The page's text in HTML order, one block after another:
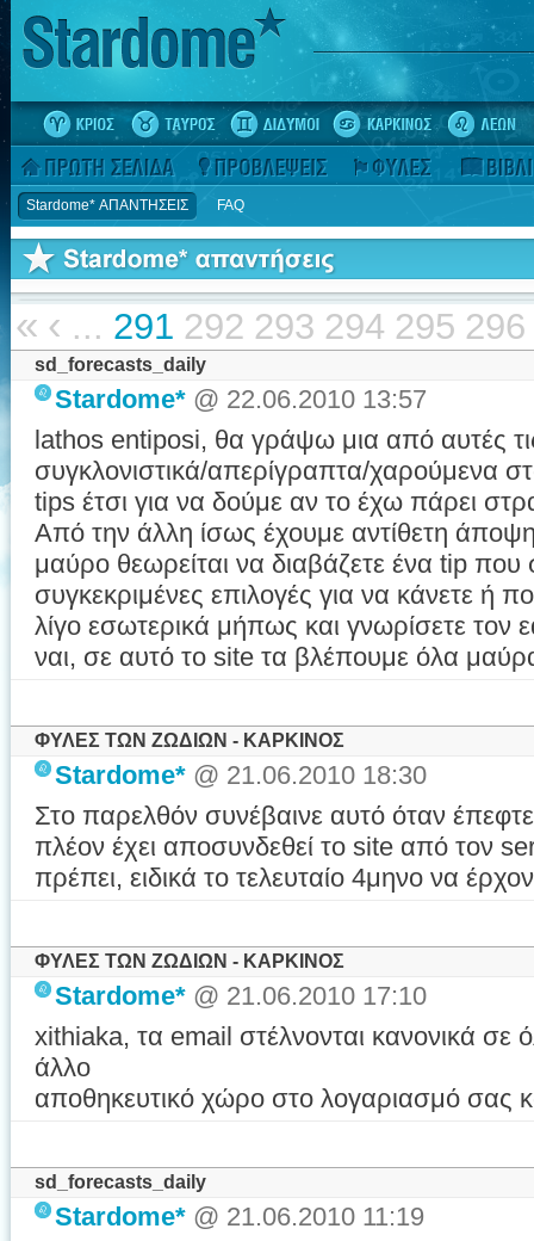
Stardome* ΑΠΑΝΤΗΣΕΙΣ FAQ
« ‹ ... 291 292 293 294 295 296
sd_forecasts_daily
Stardome* @ 22.06.2010 13:57
lathos entiposi, θα γράψω μια από αυτές
συγκλονιστικά/απερίγραπτα/χαρούμενα
tips έτσι για να δούμε αν το έχω πάρει
Από την άλλη ίσως έχουμε αντίθετη άποψη
μαύρο θεωρείται να διαβάζετε ένα tip που
συγκεκριμένες επιλογές για να κάνετε ή
λίγο εσωτερικά μήπως και γνωρίσετε τον
ναι, σε αυτό το site τα βλέπουμε όλα
ΦΥΛΕΣ ΤΩΝ ΖΩΔΙΩΝ - ΚΑΡΚΙΝΟΣ
Stardome* @ 21.06.2010 18:30
Στο παρελθόν συνέβαινε αυτό όταν
πλέον έχει αποσυνδεθεί το site από τον
πρέπει, ειδικά το τελευταίο 4μηνο να
ΦΥΛΕΣ ΤΩΝ ΖΩΔΙΩΝ - ΚΑΡΚΙΝΟΣ
Stardome* @ 21.06.2010 17:10
xithiaka, τα email στέλνονται κανονικά
άλλο
αποθηκευτικό χώρο στο λογαριασμό σας
sd_forecasts_daily
Stardome* @ 21.06.2010 11:19